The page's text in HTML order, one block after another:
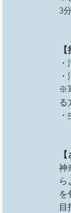
3
※
る
神
ら
を
目